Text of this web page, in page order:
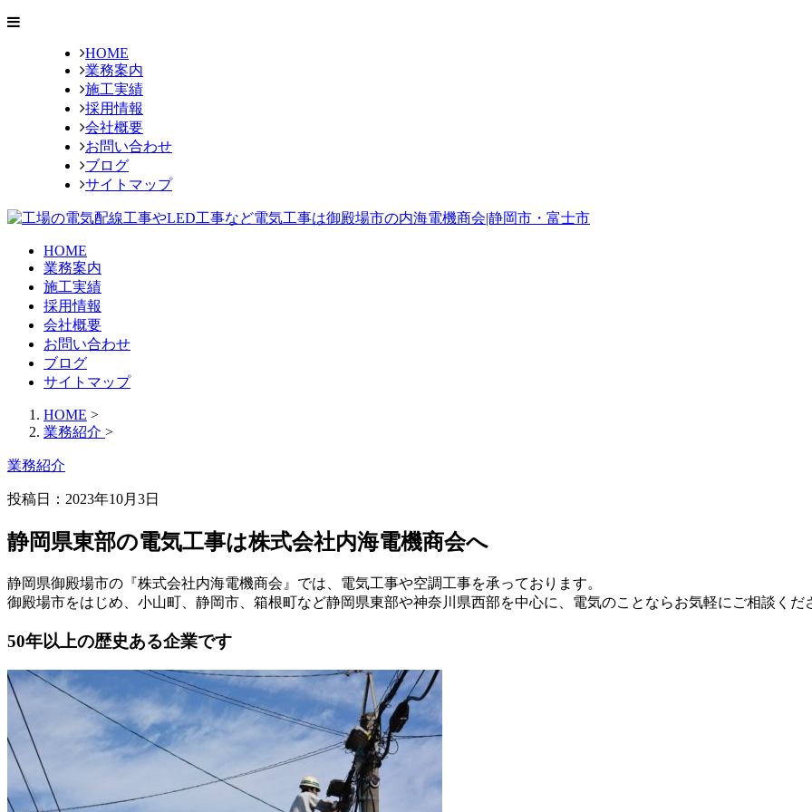
HOME
業務案内
施工実績
採用情報
会社概要
お問い合わせ
ブログ
サイトマップ
HOME
業務案内
施工実績
採用情報
会社概要
お問い合わせ
ブログ
サイトマップ
HOME >
業務紹介 >
業務紹介
投稿日：2023年10月3日
静岡県東部の電気工事は株式会社内海電機商会へ
静岡県御殿場市の『株式会社内海電機商会』では、電気工事や空調工事を承っております。
御殿場市をはじめ、小山町、静岡市、箱根町など静岡県東部や神奈川県西部を中心に、電気のことならお気軽にご相談くだ
50年以上の歴史ある企業です